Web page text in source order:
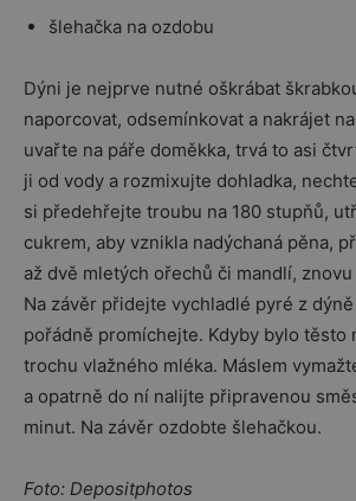
šlehačka na ozdobu
Dýni je nejprve nutné oškrábat
naporcovat, odsemínkovat a nakrájet
uvařte na páře doměkka, trvá to asi
ji od vody a rozmixujte dohladka,
si předehřejte troubu na 180 stupňů,
cukrem, aby vznikla nadýchaná pěna,
až dvě mletých ořechů či mandlí,
Na závěr přidejte vychladlé pyré z
pořádně promíchejte. Kdyby bylo těsto
trochu vlažného mléka. Máslem
a opatrně do ní nalijte připravenou
minut. Na závěr ozdobte šlehačkou.
Foto: Depositphotos